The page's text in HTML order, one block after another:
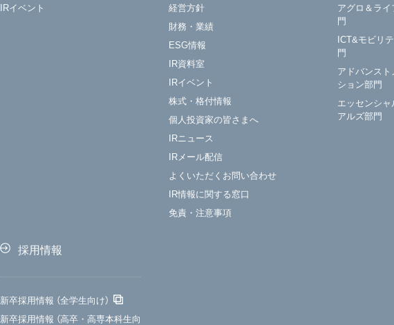
IRイベント
経営方針
財務・業績
ESG情報
IR資料室
IRイベント
株式・格付情報
個人投資家の皆さまへ
IRニュース
IRメール配信
よくいただくお問い合わせ
IR情報に関する窓口
免責・注意事項
アグロ＆ラ
門
ICT&モビリ
門
アドバンス
ション部門
エッセンシ
アルズ部門
採用情報
新卒採用情報 （全学生向け）
新卒採用情報 （高卒・高専本科生向